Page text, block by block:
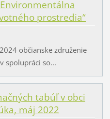
prostredia“
občianske združenie
spolupráci so...
tabúľ v obci
máj 2022